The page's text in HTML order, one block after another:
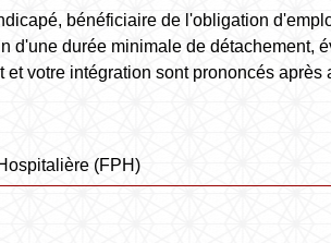
bénéficiaire de l'obligation
d'une durée minimale de détachement,
votre intégration sont prononcés
(FPH)